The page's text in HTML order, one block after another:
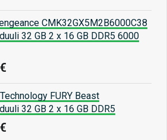
CMK32GX5M2B6000C38
32 GB 2 x 16 GB DDR5 6000
FURY Beast
32 GB 2 x 16 GB DDR5